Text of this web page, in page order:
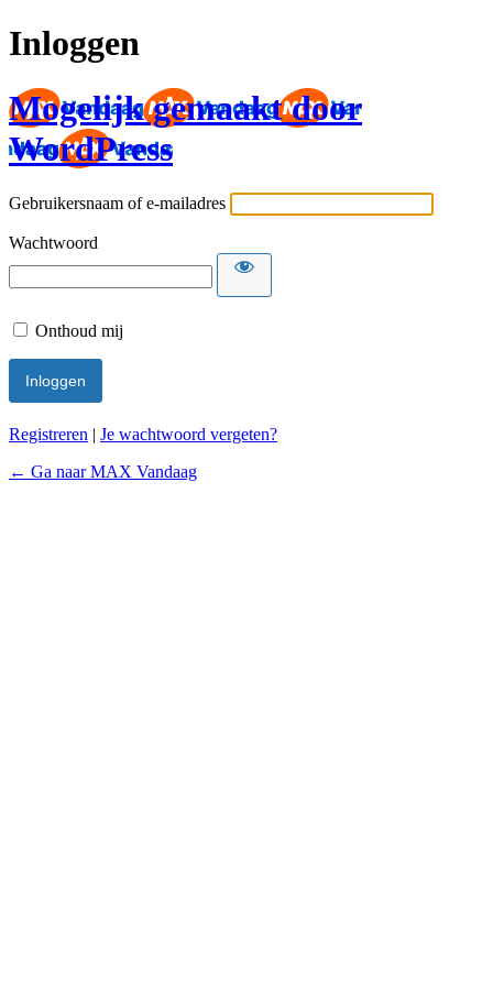
Inloggen
Mogelijk gemaakt door
WordPress
Gebruikersnaam of e-mailadres
Wachtwoord
Onthoud mij
Registreren | Je wachtwoord vergeten?
← Ga naar MAX Vandaag